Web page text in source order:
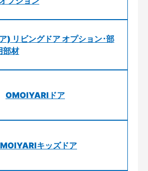
) リビングドア オプション･部
部材
OMOIYARIドア
キッズドア